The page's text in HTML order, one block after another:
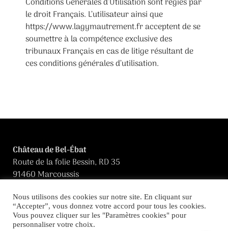
Conditions Générales d’Utilisation sont régies par
le droit Français. L’utilisateur ainsi que
https://www.lagymautrement.fr acceptent de se
soumettre à la compétence exclusive des
tribunaux Français en cas de litige résultant de
ces conditions générales d’utilisation.
Château de Bel-Ébat
Route de la folie Bessin, RD 35
91460 Marcoussis
Nous utilisons des cookies sur notre site. En cliquant sur
“Accepter”, vous donnez votre accord pour tous les cookies.
Vous pouvez cliquer sur les "Paramètres cookies" pour
personnaliser votre choix.